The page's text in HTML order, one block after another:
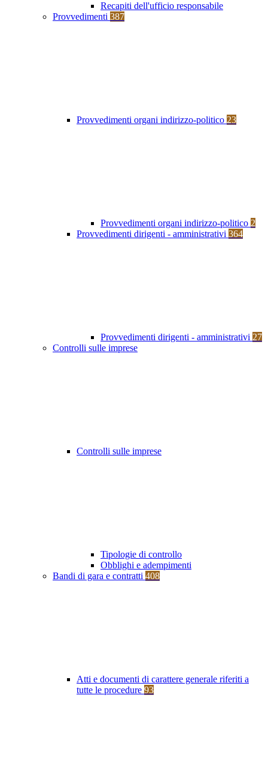
Recapiti dell'ufficio responsabile
Provvedimenti 387
Provvedimenti organi indirizzo-politico 23
Provvedimenti organi indirizzo-politico 2
Provvedimenti dirigenti - amministrativi 364
Provvedimenti dirigenti - amministrativi 27
Controlli sulle imprese
Controlli sulle imprese
Tipologie di controllo
Obblighi e adempimenti
Bandi di gara e contratti 408
Atti e documenti di carattere generale riferiti a
tutte le procedure 93